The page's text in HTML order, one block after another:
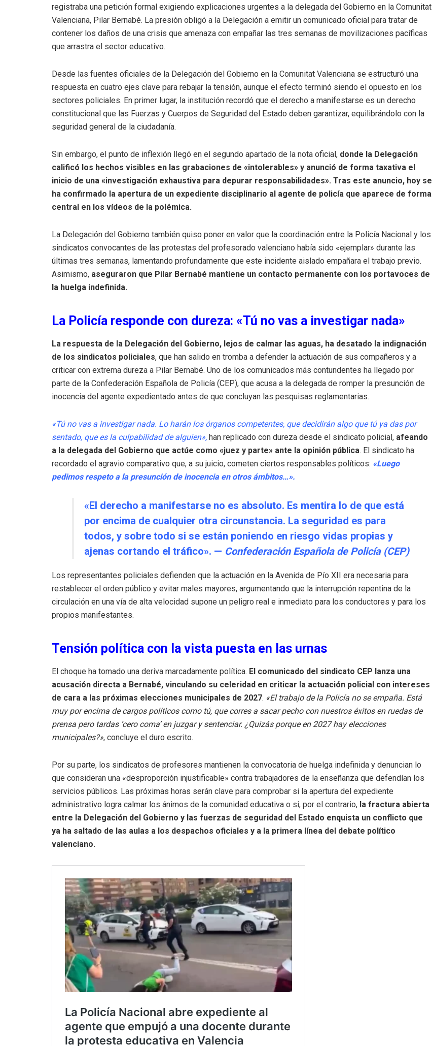
registraba una petición formal exigiendo explicaciones urgentes a la delegada del Gobierno en la Comunitat
Valenciana, Pilar Bernabé. La presión obligó a la Delegación a emitir un comunicado oficial para tratar de
contener los daños de una crisis que amenaza con empañar las tres semanas de movilizaciones pacíficas
que arrastra el sector educativo.
Desde las fuentes oficiales de la Delegación del Gobierno en la Comunitat Valenciana se estructuró una
respuesta en cuatro ejes clave para rebajar la tensión, aunque el efecto terminó siendo el opuesto en los
sectores policiales. En primer lugar, la institución recordó que el derecho a manifestarse es un derecho
constitucional que las Fuerzas y Cuerpos de Seguridad del Estado deben garantizar, equilibrándolo con la
seguridad general de la ciudadanía.
Sin embargo, el punto de inflexión llegó en el segundo apartado de la nota oficial, donde la Delegación
calificó los hechos visibles en las grabaciones de «intolerables» y anunció de forma taxativa el
inicio de una «investigación exhaustiva para depurar responsabilidades». Tras este anuncio, hoy se
ha confirmado la apertura de un expediente disciplinario al agente de policía que aparece de forma
central en los vídeos de la polémica.
La Delegación del Gobierno también quiso poner en valor que la coordinación entre la Policía Nacional y los
sindicatos convocantes de las protestas del profesorado valenciano había sido «ejemplar» durante las
últimas tres semanas, lamentando profundamente que este incidente aislado empañara el trabajo previo.
Asimismo, aseguraron que Pilar Bernabé mantiene un contacto permanente con los portavoces de
la huelga indefinida.
La Policía responde con dureza: «Tú no vas a investigar nada»
La respuesta de la Delegación del Gobierno, lejos de calmar las aguas, ha desatado la indignación
de los sindicatos policiales, que han salido en tromba a defender la actuación de sus compañeros y a
criticar con extrema dureza a Pilar Bernabé. Uno de los comunicados más contundentes ha llegado por
parte de la Confederación Española de Policía (CEP), que acusa a la delegada de romper la presunción de
inocencia del agente expedientado antes de que concluyan las pesquisas reglamentarias.
«Tú no vas a investigar nada. Lo harán los órganos competentes, que decidirán algo que tú ya das por
sentado, que es la culpabilidad de alguien», han replicado con dureza desde el sindicato policial, afeando
a la delegada del Gobierno que actúe como «juez y parte» ante la opinión pública. El sindicato ha
recordado el agravio comparativo que, a su juicio, cometen ciertos responsables políticos: «Luego
pedimos respeto a la presunción de inocencia en otros ámbitos…».
«El derecho a manifestarse no es absoluto. Es mentira lo de que está
por encima de cualquier otra circunstancia. La seguridad es para
todos, y sobre todo si se están poniendo en riesgo vidas propias y
ajenas cortando el tráfico». — Confederación Española de Policía (CEP)
Los representantes policiales defienden que la actuación en la Avenida de Pío XII era necesaria para
restablecer el orden público y evitar males mayores, argumentando que la interrupción repentina de la
circulación en una vía de alta velocidad supone un peligro real e inmediato para los conductores y para los
propios manifestantes.
Tensión política con la vista puesta en las urnas
El choque ha tomado una deriva marcadamente política. El comunicado del sindicato CEP lanza una
acusación directa a Bernabé, vinculando su celeridad en criticar la actuación policial con intereses
de cara a las próximas elecciones municipales de 2027. «El trabajo de la Policía no se empaña. Está
muy por encima de cargos políticos como tú, que corres a sacar pecho con nuestros éxitos en ruedas de
prensa pero tardas ‘cero coma’ en juzgar y sentenciar. ¿Quizás porque en 2027 hay elecciones
municipales?», concluye el duro escrito.
Por su parte, los sindicatos de profesores mantienen la convocatoria de huelga indefinida y denuncian lo
que consideran una «desproporción injustificable» contra trabajadores de la enseñanza que defendían los
servicios públicos. Las próximas horas serán clave para comprobar si la apertura del expediente
administrativo logra calmar los ánimos de la comunidad educativa o si, por el contrario, la fractura abierta
entre la Delegación del Gobierno y las fuerzas de seguridad del Estado enquista un conflicto que
ya ha saltado de las aulas a los despachos oficiales y a la primera línea del debate político
valenciano.